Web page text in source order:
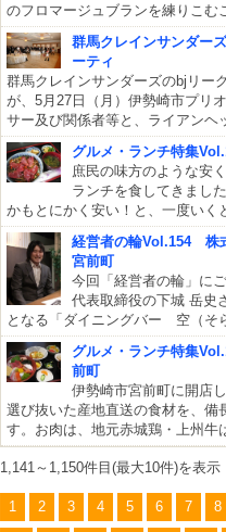
のフロマージュブランを練りこむ
群馬クレインサンダー
ーティ
群馬クレインサンダーズのbjリー
が、5月27日（月）伊勢崎市プリ
サー及び関係者等と、ライアンヘ
グルメ・ランチ特集
庶民の味方のような安
ランチを食してきまし
かもとにかく安い！と、一度いく
経営者の輪Vol.154 株
宮前町
今回「経営者の輪」に
代表取締役の下城 岳史
となる「ダイニングバー 空（そ
グルメ・ランチ特集
前町
伊勢崎市宮前町に開店
選び抜いた産地直送の食材を、備
す。お肉は、地元赤城鶏・上州牛
1,141～1,150件目(最大10件)を表示
1 2 3 4 5 6 7 8